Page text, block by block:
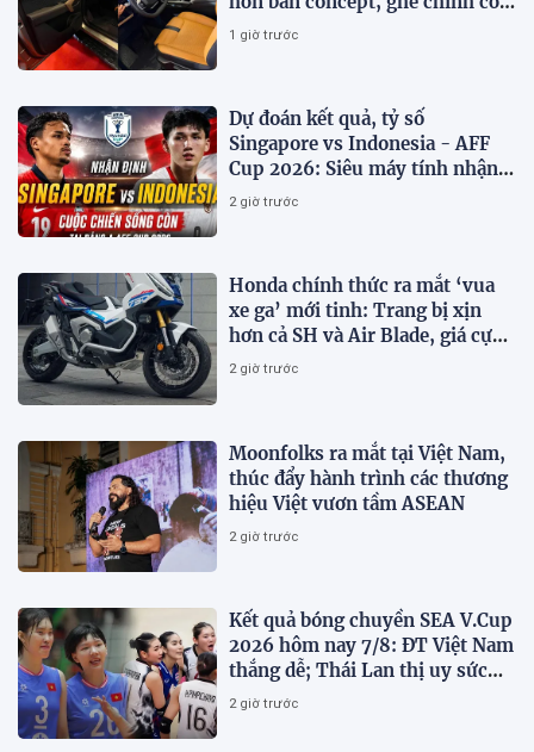
chưa có HUD
1 giờ trước
Dự đoán kết quả, tỷ số
Singapore vs Indonesia - AFF
Cup 2026: Siêu máy tính nhận
định bóng đá hôm nay 7/8
2 giờ trước
Honda chính thức ra mắt ‘vua
xe ga’ mới tinh: Trang bị xịn
hơn cả SH và Air Blade, giá cực
kỳ hấp dẫn
2 giờ trước
Moonfolks ra mắt tại Việt Nam,
thúc đẩy hành trình các thương
hiệu Việt vươn tầm ASEAN
2 giờ trước
Kết quả bóng chuyền SEA V.Cup
2026 hôm nay 7/8: ĐT Việt Nam
thắng dễ; Thái Lan thị uy sức
mạnh
2 giờ trước